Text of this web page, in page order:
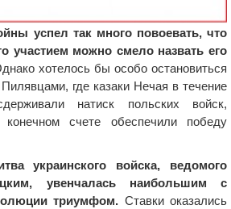
успел так много повоевать, что
участием можно смело назвать его
хотелось бы особо остановиться
где казаки Нечая в течение
натиск польских войск,
счете обеспечили победу
украинского войска, ведомого
увенчалась наибольшим с
триумфом. Ставки оказались